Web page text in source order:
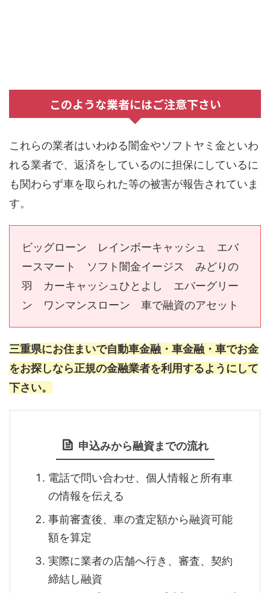
このような業者にはご注意下さい
これらの業者はいわゆる闇金やソフトヤミ金といわ
れる業者で、返済をしているのに担保にしているに
も関わらず車を取られた等の被害が報告されていま
す。
ビッグローン レインボーキャッシュ エバ
ースマート ソフト闇金イージス みどりの
羽 カーキャッシュひとよし エバーグリー
ン ワンマンスローン 車で融資のアセット
三重県にお住まいで自動車金融・車金融・車でお金
をお探しなら正規の金融業者を利用するようにして
下さい。
申込みから融資までの流れ
電話で問い合わせ、個人情報と所有車
の情報を伝える
事前審査後、車の査定額から融資可能
額を算定
実際に業者の店舗へ行き、審査、契約
締結し融資